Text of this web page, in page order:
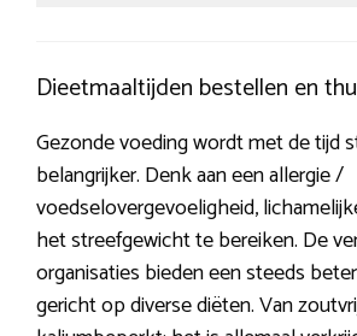
Dieetmaaltijden bestellen en
Gezonde voeding wordt met de tijd
belangrijker. Denk aan een allergie /
voedselovergevoeligheid,
het streefgewicht te bereiken. De
organisaties bieden een steeds
gericht op diverse diëten. Van